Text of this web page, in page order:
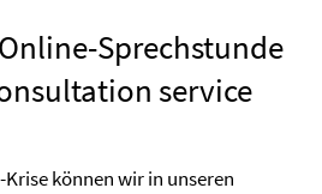
Sprechstunde
service
können wir in unseren